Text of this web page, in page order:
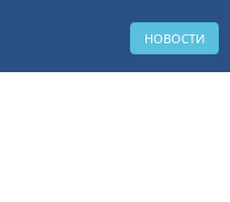
НОВОСТИ